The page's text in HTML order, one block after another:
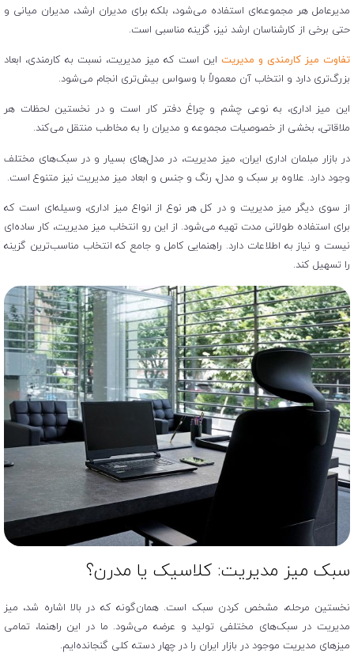
مدیرعامل هر مجموعه‌ای استفاده می‌شود، بلکه برای مدیران ارشد، مدیران میانی و
حتی برخی از کارشناسان ارشد نیز، گزینه مناسبی است.
تفاوت میز کارمندی و مدیریت این است که میز مدیریت، نسبت به کارمندی، ابعاد
بزرگ‌تری دارد و انتخاب آن معمولاً با وسواس بیش‌تری انجام می‌شود.
این میز اداری، به نوعی چشم و چراغ دفتر کار است و در نخستین لحظات هر
ملاقاتی، بخشی از خصوصیات مجموعه و مدیران را به مخاطب منتقل می‌کند.
در بازار مبلمان اداری ایران، میز مدیریت، در مدل‌های بسیار و در سبک‌های مختلف
وجود دارد. علاوه بر سبک و مدل، رنگ و جنس و ابعاد میز مدیریت نیز متنوع است.
از سوی دیگر میز مدیریت و در کل هر نوع از انواع میز اداری، وسیله‌ای است که
برای استفاده طولانی مدت تهیه می‌شود. از این رو انتخاب میز مدیریت، کار ساده‌ای
نیست و نیاز به اطلاعات دارد. راهنمایی کامل و جامع که انتخاب مناسب‌ترین گزینه
را تسهیل کند.
سبک میز مدیریت: کلاسیک یا مدرن؟
نخستین مرحله، مشخص کردن سبک است. همان‌گونه که در بالا اشاره شد، میز
مدیریت در سبک‌های مختلفی تولید و عرضه می‌شود. ما در این راهنما، تمامی
میزهای مدیریت موجود در بازار ایران را در چهار دسته کلی گنجانده‌ایم.